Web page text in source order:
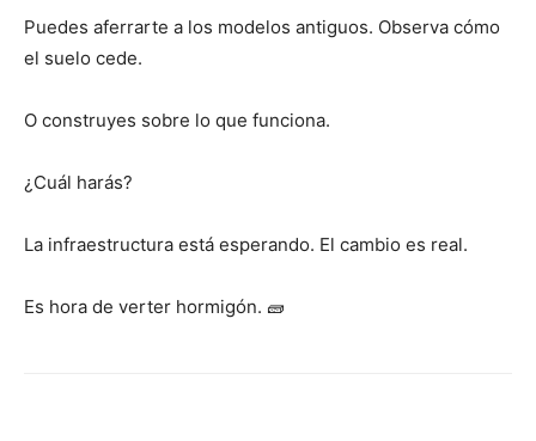
Puedes aferrarte a los modelos antiguos. Observa cómo
el suelo cede.
O construyes sobre lo que funciona.
¿Cuál harás?
La infraestructura está esperando. El cambio es real.
Es hora de verter hormigón. 🧱